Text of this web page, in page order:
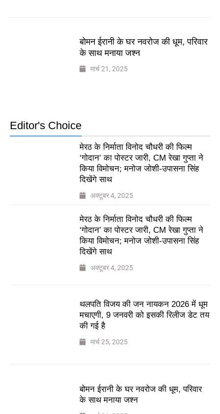
बोमन ईरानी के घर नवरोज की धूम, परिवार
के साथ मनाया जश्न
मार्च 21, 2025
Editor's Choice
मेरठ के निर्माता विनोद चौधरी की फिल्म
‘गोदान’ का पोस्टर जारी, CM रेखा गुप्ता ने
किया विमोचन; मनोज जोशी-उपासना सिंह
दिखेंगे साथ
अक्टूबर 4, 2025
मेरठ के निर्माता विनोद चौधरी की फिल्म
‘गोदान’ का पोस्टर जारी, CM रेखा गुप्ता ने
किया विमोचन; मनोज जोशी-उपासना सिंह
दिखेंगे साथ
अक्टूबर 4, 2025
थलपति विजय की जन नायकन 2026 में धूम
मचाएगी, 9 जनवरी को इसकी रिलीज डेट तय
की गई है
मार्च 25, 2025
बोमन ईरानी के घर नवरोज की धूम, परिवार
के साथ मनाया जश्न